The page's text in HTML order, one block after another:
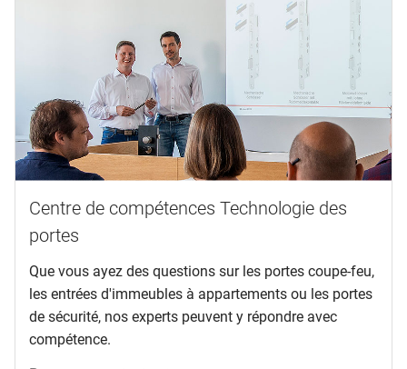
Centre de compétences Technologie des
portes
Que vous ayez des questions sur les portes coupe-feu,
les entrées d'immeubles à appartements ou les portes
de sécurité, nos experts peuvent y répondre avec
compétence.